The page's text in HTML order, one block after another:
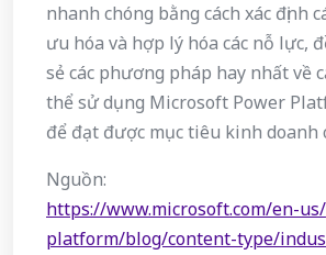
nhanh chóng bằng cách xác định
ưu hóa và hợp lý hóa các nỗ lực,
sẻ các phương pháp hay nhất về
thể sử dụng Microsoft Power
để đạt được mục tiêu kinh doanh
Nguồn:
https://www.microsoft.com/en-
platform/blog/content-type/